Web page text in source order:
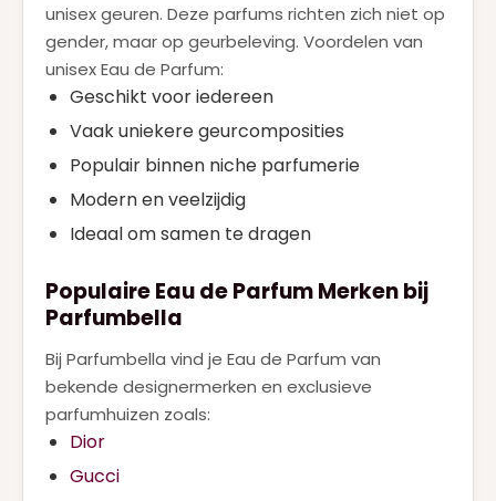
unisex geuren. Deze parfums richten zich niet op
gender, maar op geurbeleving. Voordelen van
unisex Eau de Parfum:
Geschikt voor iedereen
Vaak uniekere geurcomposities
Populair binnen niche parfumerie
Modern en veelzijdig
Ideaal om samen te dragen
Populaire Eau de Parfum Merken bij
Parfumbella
Bij Parfumbella vind je Eau de Parfum van
bekende designermerken en exclusieve
parfumhuizen zoals:
Dior
Gucci